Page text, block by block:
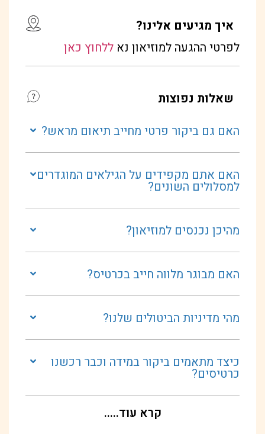
איך מגיעים אלינו?
לפרטי ההגעה למוזיאון נאללחוץ כאן
שאלות נפוצות
האם גם ביקור פרטי מחייב תיאום מראש?
האם אתם מקפידים על הגילאים המוגדרים
למסלולים השונים?
מהיכן נכנסים למוזיאון?
האם מבוגר מלווה חייב בכרטיס?
מהי מדיניות הביטולים שלנו?
כיצד מתאמים ביקור במידה וכבר רכשנו
כרטיסים?
קרא עוד.....